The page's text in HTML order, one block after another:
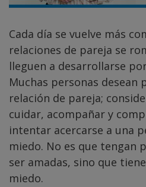
Cada día se vuelve más
relaciones de pareja se
lleguen a desarrollarse
Muchas personas desean
relación de pareja;
cuidar, acompañar y
intentar acercarse a una
miedo. No es que tengan
ser amadas, sino que
miedo.